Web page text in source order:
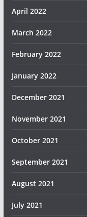
April 2022
March 2022
February 2022
January 2022
December 2021
November 2021
October 2021
September 2021
August 2021
July 2021